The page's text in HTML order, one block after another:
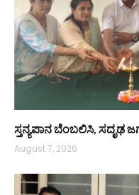
ಸ್ತನ್ಯಪಾನ ಬೆಂಬಲಿಸಿ, ಸದೃಢ
August 7, 2026